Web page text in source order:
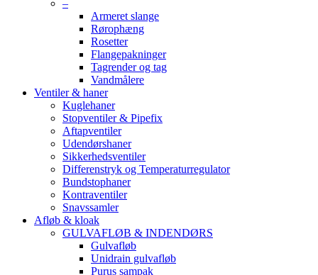
–
Armeret slange
Rørophæng
Rosetter
Flangepakninger
Tagrender og tag
Vandmålere
Ventiler & haner
Kuglehaner
Stopventiler & Pipefix
Aftapventiler
Udendørshaner
Sikkerhedsventiler
Differenstryk og Temperaturregulator
Bundstophaner
Kontraventiler
Snavssamler
Afløb & kloak
GULVAFLØB & INDENDØRS
Gulvafløb
Unidrain gulvafløb
Purus sampak